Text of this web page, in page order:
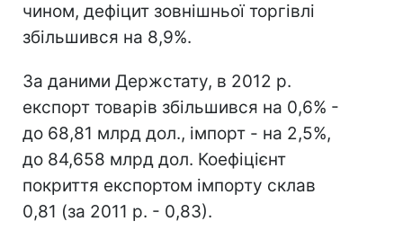
чином, дефіцит зовнішньої торгівлі
збільшився на 8,9%.
За даними Держстату, в 2012 р.
експорт товарів збільшився на 0,6% -
до 68,81 млрд дол., імпорт - на 2,5%,
до 84,658 млрд дол. Коефіцієнт
покриття експортом імпорту склав
0,81 (за 2011 р. - 0,83).